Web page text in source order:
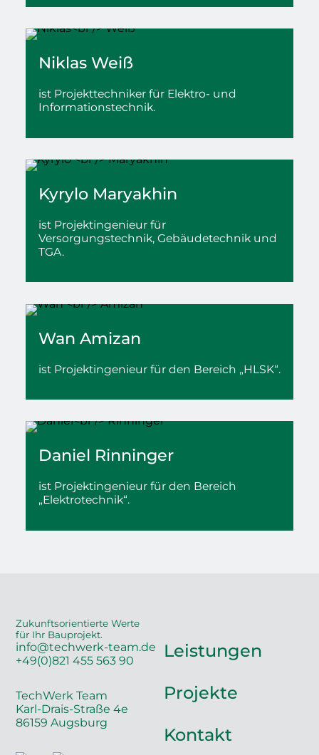
NiklasWeiß
ist Projekttechniker für Elektro- und
Informationstechnik.
Kyrylo Maryakhin
ist Projektingenieur für
Versorgungstechnik, Gebäudetechnik und
TGA.
Wan Amizan
ist Projektingenieur für den Bereich „HLSK“.
Daniel Rinninger
ist Projektingenieur für den Bereich
„Elektrotechnik“.
Zukunftsorientierte Werte
für Ihr Bauprojekt.
info@techwerk-team.de
+49(0)821 455 563 90
TechWerk Team
Karl-Drais-Straße 4e
86159 Augsburg
Leistungen
Projekte
Kontakt